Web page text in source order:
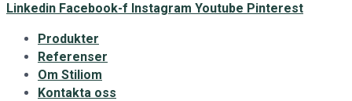
Linkedin Facebook-f Instagram Youtube Pinterest
Produkter
Referenser
Om Stiliom
Kontakta oss